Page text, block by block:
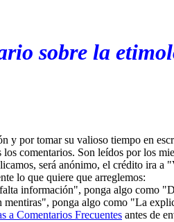
sobre la
y por tomar su valioso tiempo en
comentarios. Son leídos por los
será anónimo, el crédito ira
lo que quiere que arreglemos:
información", ponga algo como
ponga algo como "La
a Comentarios Frecuentes antes de